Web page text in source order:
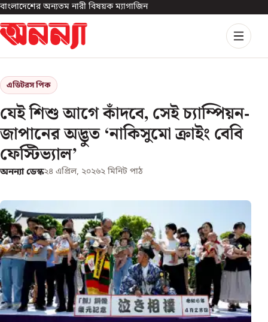
বাংলাদেশের অন্যতম নারী বিষয়ক ম্যাগাজিন
এডিটরস পিক
যেই শিশু আগে কাঁদবে, সেই চ্যাম্পিয়ন-
জাপানের অদ্ভুত ‘নাকিসুমো ক্রাইং বেবি
ফেস্টিভ্যাল’
অনন্যা ডেস্ক২৪ এপ্রিল, ২০২৬২ মিনিট পাঠ